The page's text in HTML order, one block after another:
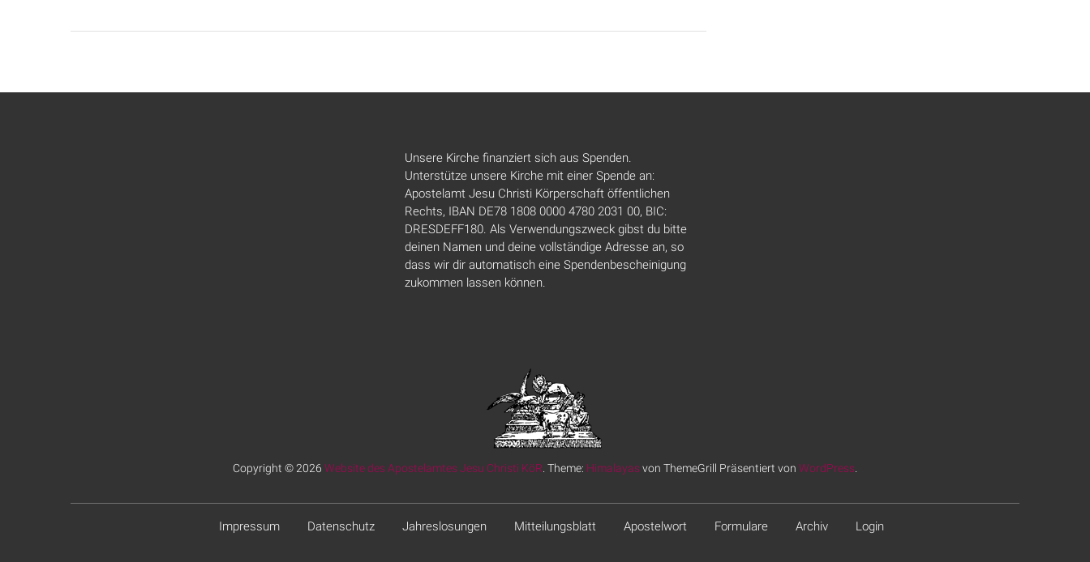
Unsere Kirche finanziert sich aus Spenden.
Unterstütze unsere Kirche mit einer Spende an:
Apostelamt Jesu Christi Körperschaft öffentlichen
Rechts, IBAN DE78 1808 0000 4780 2031 00, BIC:
DRESDEFF180. Als Verwendungszweck gibst du bitte
deinen Namen und deine vollständige Adresse an, so
dass wir dir automatisch eine Spendenbescheinigung
zukommen lassen können.
Copyright © 2026 Website des Apostelamtes Jesu Christi KöR . Theme: Himalayasvon ThemeGrill Präsentiert von WordPress
Impressum Datenschutz Jahreslosungen Mitteilungsblatt Apostelwort Formulare Archiv Login